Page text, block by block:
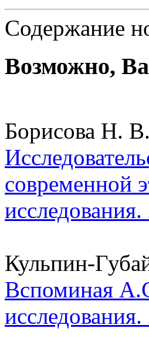
Содержание
Возможно,
Борисова Н.
современной
Кульпин-
Вспоминая